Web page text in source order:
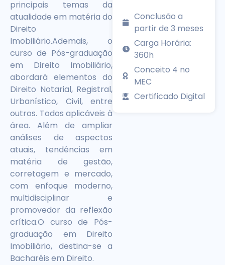
principais temas da
atualidade em matéria do
Direito
Imobiliário.Ademais, o
curso de Pós-graduação
em Direito Imobiliário,
abordará elementos do
Direito Notarial, Registral,
Urbanístico, Civil, entre
outros. Todos aplicáveis à
área. Além de ampliar
análises de aspectos
atuais, tendências em
matéria de gestão,
corretagem e mercado,
com enfoque moderno,
multidisciplinar e
promovedor da reflexão
crítica.O curso de Pós-
graduação em Direito
Imobiliário, destina-se a
Bacharéis em Direito.
Conclusão a
partir de 3 meses
Carga Horária:
360h
Conceito 4 no
MEC
Certificado Digital